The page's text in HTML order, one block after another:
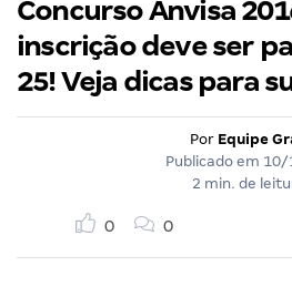
Concurso Anvisa
inscrição deve ser
25! Veja dicas para
Por Equipe
Publicado em 10/
2 min. de
0 0